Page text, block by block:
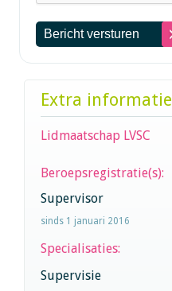
Extra informatie
Lidmaatschap LVSC
Beroepsregistratie(s):
Supervisor
sinds 1 januari 2016
Specialisaties:
Supervisie